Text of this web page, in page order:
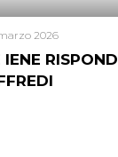
IENE
2026